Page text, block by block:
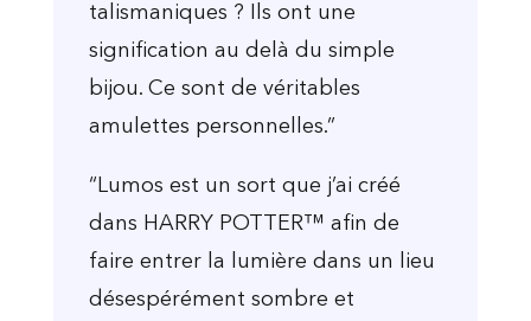
talismaniques ? Ils ont une
signification au delà du simple
bijou. Ce sont de véritables
amulettes personnelles.”
“Lumos est un sort que j’ai créé
dans HARRY POTTER™ afin de
faire entrer la lumière dans un lieu
désespérément sombre et